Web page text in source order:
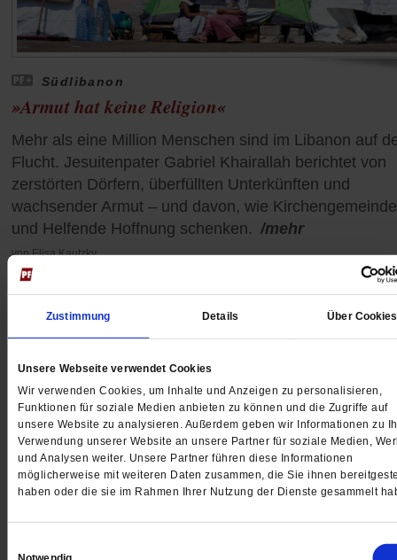
Zustimmung Details Über Cookies
Unsere Webseite verwendet Cookies
Wir verwenden Cookies, um Inhalte und Anzeigen zu personalisieren,
Funktionen für soziale Medien anbieten zu können und die Zugriffe auf
unsere Website zu analysieren. Außerdem geben wir Informationen zu
Verwendung unserer Website an unsere Partner für soziale Medien,
und Analysen weiter. Unsere Partner führen diese Informationen
möglicherweise mit weiteren Daten zusammen, die Sie ihnen
haben oder die sie im Rahmen Ihrer Nutzung der Dienste gesammelt
Südlibanon
»Armut hat keine Religion«
Mehr als eine Million Menschen sind im Libanon auf
Flucht. Jesuitenpater Gabriel Khairallah berichtet von
zerstörten Dörfern, überfüllten Unterkünften und
wachsender Armut – und davon, wie
und Helfende Hoffnung schenken. /mehr
vonElisa Kautzky